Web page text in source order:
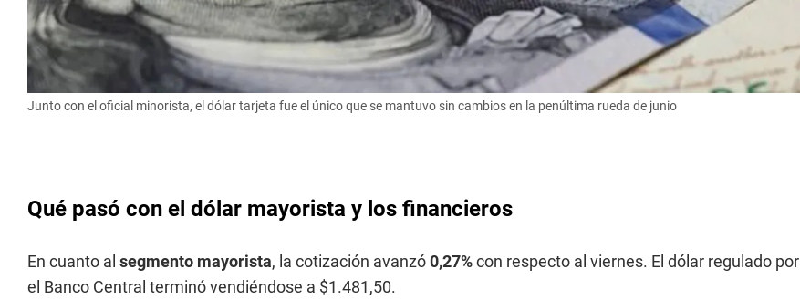
Junto con el oficial minorista, el dólar tarjeta fue el único que se mantuvo sin cambios en la penúltima rueda de junio
Qué pasó con el dólar mayorista y los financieros
En cuanto al segmento mayorista, la cotización avanzó0,27%con respecto al viernes. El dólar regulado por
el Banco Central terminó vendiéndose a $1.481,50.